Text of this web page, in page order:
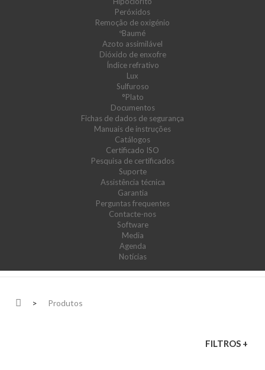
Peróxidos
Remoção de oxigénio
ºBaumé
Azoto assimilável
Dióxido de enxofre
Índice refrativo
Lux
Sulfuroso
°Plato
Documentos
Fichas de dados de segurança
Manuais de instruções
Catálogos
Certificado ISO
Pesquisa de certificados
Suporte
Assistência técnica
Garantia
Perguntas frequentes
Contacte-nos
Software
Media
Agenda
Notícias
> Produtos
FILTROS +